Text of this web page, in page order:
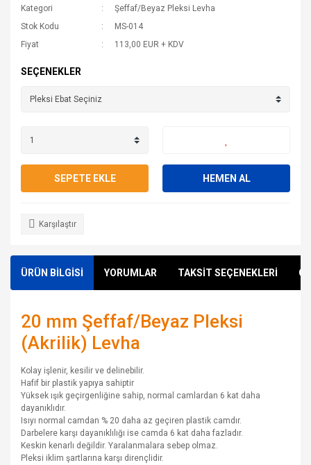
Kategori
Şeffaf/Beyaz Pleksi Levha
Stok Kodu
MS-014
Fiyat
113,00 EUR + KDV
SEÇENEKLER
SEPETE EKLE HEMEN AL
Karşılaştır
ÜRÜN BİLGİSİ YORUMLAR TAKSİT SEÇENEKLERİ
20 mm Şeffaf/Beyaz Pleksi
(Akrilik) Levha
Kolay işlenir, kesilir ve delinebilir.
Hafif bir plastik yapıya sahiptir
Yüksek ışık geçirgenliğine sahip, normal camlardan 6 kat daha
dayanıklıdır.
Isıyı normal camdan % 20 daha az geçiren plastik camdır.
Darbelere karşı dayanıklılığı ise camda 6 kat daha fazladır.
Keskin kenarlı değildir. Yaralanmalara sebep olmaz.
Pleksi iklim şartlarına karşı dirençlidir.